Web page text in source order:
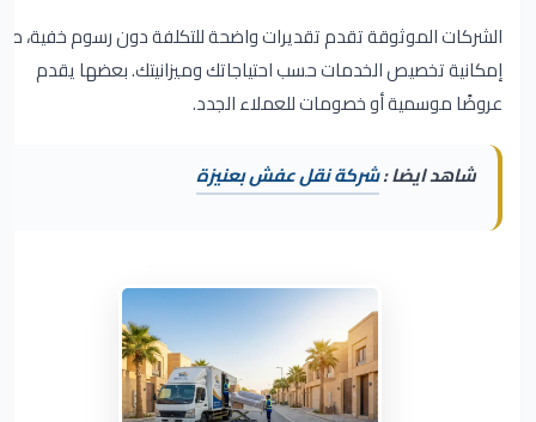
الشركات الموثوقة تقدم تقديرات واضحة للتكلفة دون رسوم خفية، مع
إمكانية تخصيص الخدمات حسب احتياجاتك وميزانيتك. بعضها يقدم
عروضًا موسمية أو خصومات للعملاء الجدد.
شاهد ايضا :شركة نقل عفش بعنيزة